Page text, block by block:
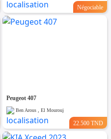
Négociable
Peugeot 407
Ben Arous , El Mourouj
22.500 TND